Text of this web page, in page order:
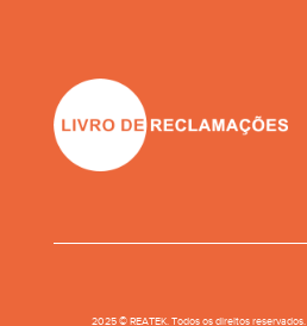
2025 © REATEK. Todos os direitos